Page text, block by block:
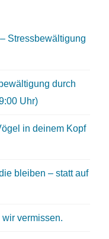
Stressbewältigung
durch
Uhr)
in deinem Kopf
bleiben – statt auf
vermissen.